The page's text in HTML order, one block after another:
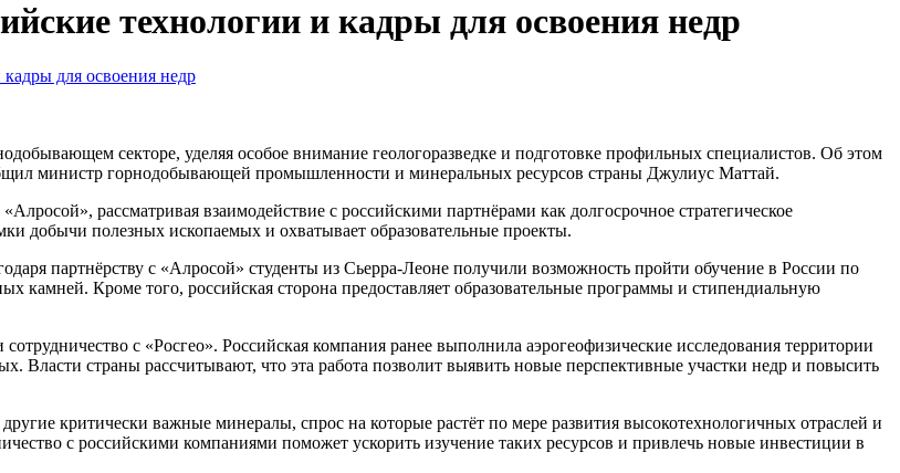
технологии и кадры для освоения недр
для освоения недр
секторе, уделяя особое внимание геологоразведке и подготовке профильных специалистов. Об этом
министр горнодобывающей промышленности и минеральных ресурсов страны Джулиус Маттай.
рассматривая взаимодействие с российскими партнёрами как долгосрочное стратегическое
добычи полезных ископаемых и охватывает образовательные проекты.
партнёрству с «Алросой» студенты из Сьерра-Леоне получили возможность пройти обучение в России по
камней. Кроме того, российская сторона предоставляет образовательные программы и стипендиальную
с «Росгео». Российская компания ранее выполнила аэрогеофизические исследования территории
Власти страны рассчитывают, что эта работа позволит выявить новые перспективные участки недр и повысить
критически важные минералы, спрос на которые растёт по мере развития высокотехнологичных отраслей и
с российскими компаниями поможет ускорить изучение таких ресурсов и привлечь новые инвестиции в